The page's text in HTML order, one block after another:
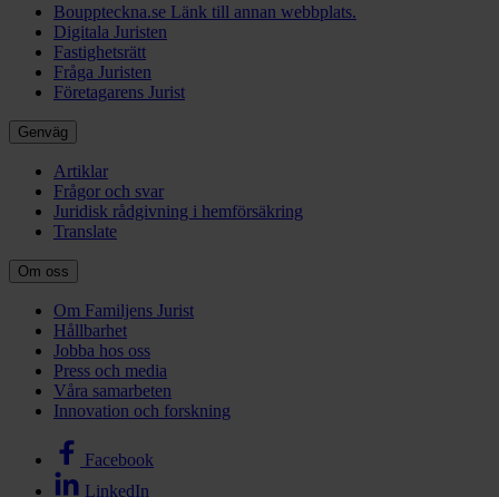
Bouppteckna.se Länk till annan webbplats.
Digitala Juristen
Fastighetsrätt
Fråga Juristen
Företagarens Jurist
Genväg
Artiklar
Frågor och svar
Juridisk rådgivning i hemförsäkring
Translate
Om oss
Om Familjens Jurist
Hållbarhet
Jobba hos oss
Press och media
Våra samarbeten
Innovation och forskning
Facebook
LinkedIn